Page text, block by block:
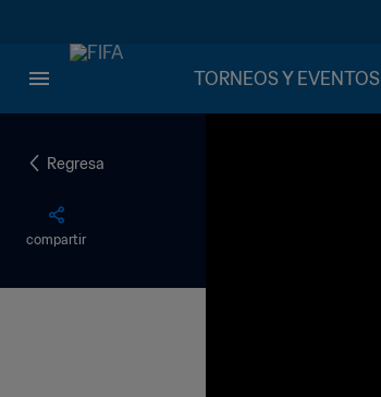
TORNEOS Y EVENTOS
Regresa
compartir